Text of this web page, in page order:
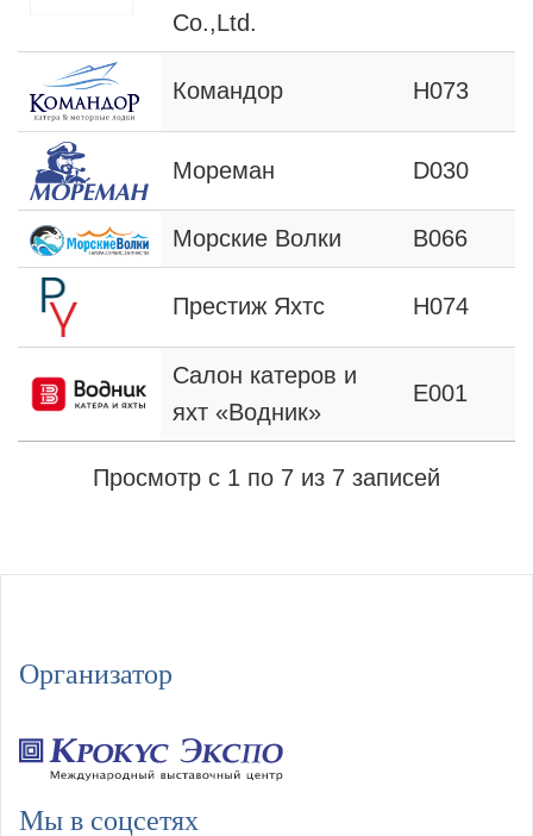
Co.,Ltd.
Командор Н073
Мореман D030
Морские Волки B066
Престиж Яхтс H074
Салон катеров и
яхт «Водник»
E001
Просмотр с 1 по 7 из 7 записей
Организатор
Мы в соцсетях